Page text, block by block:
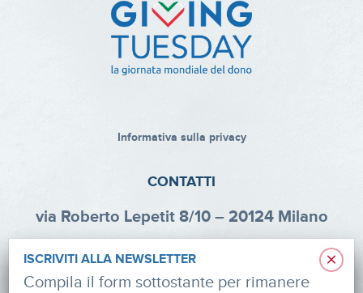
Informativa sulla privacy
CONTATTI
via Roberto Lepetit 8/10 – 20124 Milano
Tel: +39 02 47924880
×
ISCRIVITI ALLA NEWSLETTER
Compila il form sottostante per rimanere